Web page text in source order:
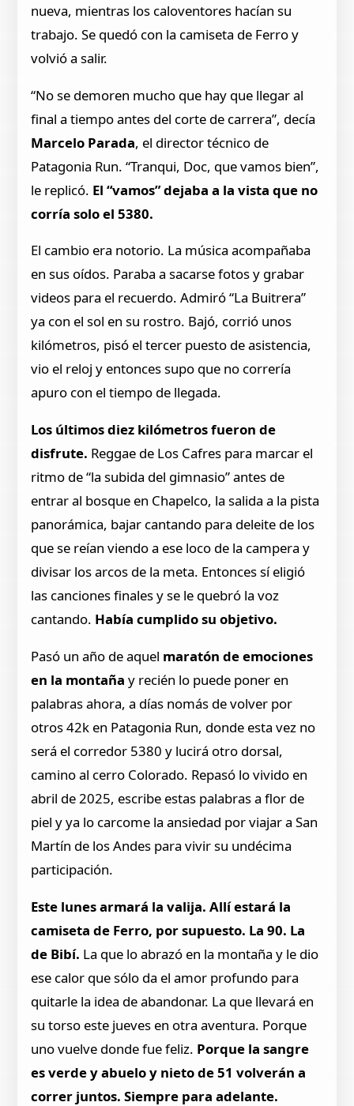
nueva, mientras los caloventores hacían su
trabajo. Se quedó con la camiseta de Ferro y
volvió a salir.
“No se demoren mucho que hay que llegar al
final a tiempo antes del corte de carrera”, decía
Marcelo Parada, el director técnico de
Patagonia Run. “Tranqui, Doc, que vamos bien”,
le replicó. El “vamos” dejaba a la vista que no
corría solo el 5380.
El cambio era notorio. La música acompañaba
en sus oídos. Paraba a sacarse fotos y grabar
videos para el recuerdo. Admiró “La Buitrera”
ya con el sol en su rostro. Bajó, corrió unos
kilómetros, pisó el tercer puesto de asistencia,
vio el reloj y entonces supo que no correría
apuro con el tiempo de llegada.
Los últimos diez kilómetros fueron de
disfrute. Reggae de Los Cafres para marcar el
ritmo de “la subida del gimnasio” antes de
entrar al bosque en Chapelco, la salida a la pista
panorámica, bajar cantando para deleite de los
que se reían viendo a ese loco de la campera y
divisar los arcos de la meta. Entonces sí eligió
las canciones finales y se le quebró la voz
cantando. Había cumplido su objetivo.
Pasó un año de aquel maratón de emociones
en la montaña y recién lo puede poner en
palabras ahora, a días nomás de volver por
otros 42k en Patagonia Run, donde esta vez no
será el corredor 5380 y lucirá otro dorsal,
camino al cerro Colorado. Repasó lo vivido en
abril de 2025, escribe estas palabras a flor de
piel y ya lo carcome la ansiedad por viajar a San
Martín de los Andes para vivir su undécima
participación.
Este lunes armará la valija. Allí estará la
camiseta de Ferro, por supuesto. La 90. La
de Bibí. La que lo abrazó en la montaña y le dio
ese calor que sólo da el amor profundo para
quitarle la idea de abandonar. La que llevará en
su torso este jueves en otra aventura. Porque
uno vuelve donde fue feliz. Porque la sangre
es verde y abuelo y nieto de 51 volverán a
correr juntos. Siempre para adelante.